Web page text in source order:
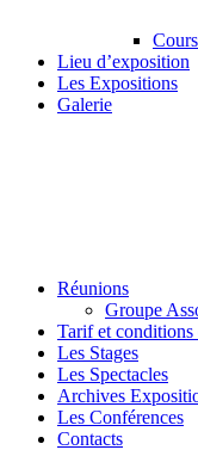
Lieu d’exposition
Les Expositions
Galerie
Réunions
Groupe
Tarif et conditions
Les Stages
Les Spectacles
Archives
Les Conférences
Contacts